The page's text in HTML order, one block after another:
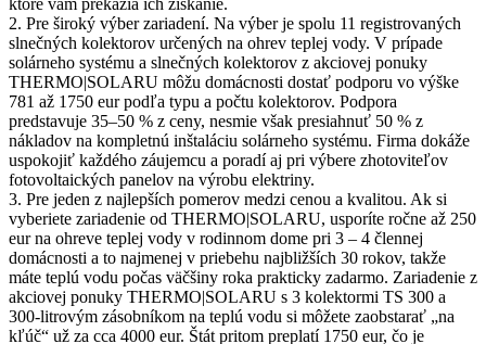
2. Pre široký výber zariadení. Na výber je spolu 11 registrovaných
slnečných kolektorov určených na ohrev teplej vody. V prípade
solárneho systému a slnečných kolektorov z akciovej ponuky
THERMO|SOLARU môžu domácnosti dostať podporu vo výške
781 až 1750 eur podľa typu a počtu kolektorov. Podpora
predstavuje 35–50 % z ceny, nesmie však presiahnuť 50 % z
nákladov na kompletnú inštaláciu solárneho systému. Firma dokáže
uspokojiť každého záujemcu a poradí aj pri výbere zhotoviteľov
fotovoltaických panelov na výrobu elektriny.
3. Pre jeden z najlepších pomerov medzi cenou a kvalitou. Ak si
vyberiete zariadenie od THERMO|SOLARU, usporíte ročne až 250
eur na ohreve teplej vody v rodinnom dome pri 3 – 4 člennej
domácnosti a to najmenej v priebehu najbližších 30 rokov, takže
máte teplú vodu počas väčšiny roka prakticky zadarmo. Zariadenie z
akciovej ponuky THERMO|SOLARU s 3 kolektormi TS 300 a
300-litrovým zásobníkom na teplú vodu si môžete zaobstarať „na
kľúč“ už za cca 4000 eur. Štát pritom preplatí 1750 eur, čo je